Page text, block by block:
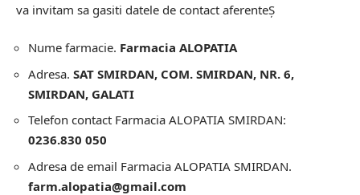
va invitam sa gasiti datele de contact aferenteȘ
Nume farmacie. Farmacia ALOPATIA
Adresa. SAT SMIRDAN, COM. SMIRDAN, NR. 6,
SMIRDAN, GALATI
Telefon contact Farmacia ALOPATIA SMIRDAN:
0236.830 050
Adresa de email Farmacia ALOPATIA SMIRDAN.
farm.alopatia@gmail.com